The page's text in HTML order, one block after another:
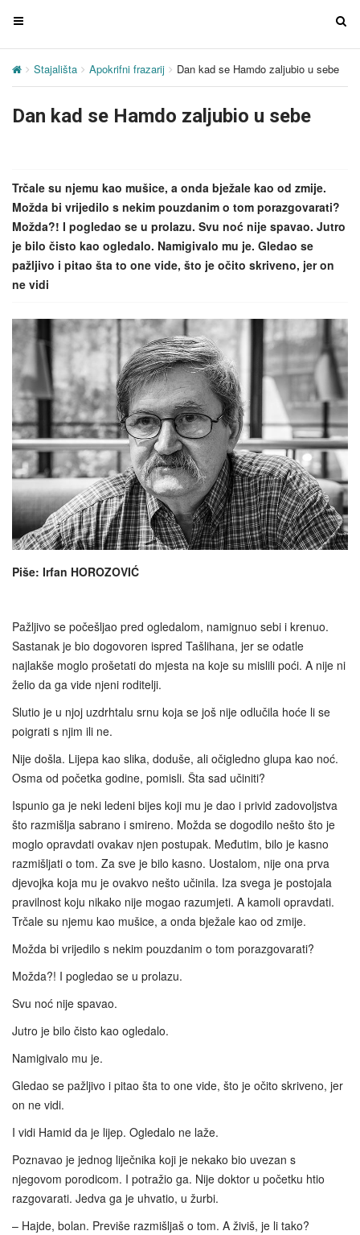
T
g
e
i
g
a
t
i
o
T
g
g
a
Stajališta Apokrifni frazarij Dan kad se Hamdo zaljubio u sebe
Dan kad se Hamdo zaljubio u sebe
Trčale su njemu kao mušice, a onda bježale kao od zmije.
Možda bi vrijedilo s nekim pouzdanim o tom porazgovarati?
Možda?! I pogledao se u prolazu. Svu noć nije spavao. Jutro
je bilo čisto kao ogledalo. Namigivalo mu je. Gledao se
pažljivo i pitao šta to one vide, što je očito skriveno, jer on
ne vidi
Piše: Irfan HOROZOVIĆ
Pažljivo se počešljao pred ogledalom, namignuo sebi i krenuo.
Sastanak je bio dogovoren ispred Tašlihana, jer se odatle
najlakše moglo prošetati do mjesta na koje su mislili poći. A nije ni
želio da ga vide njeni roditelji.
Slutio je u njoj uzdrhtalu srnu koja se još nije odlučila hoće li se
poigrati s njim ili ne.
Nije došla. Lijepa kao slika, doduše, ali očigledno glupa kao noć.
Osma od početka godine, pomisli. Šta sad učiniti?
Ispunio ga je neki ledeni bijes koji mu je dao i privid zadovoljstva
što razmišlja sabrano i smireno. Možda se dogodilo nešto što je
moglo opravdati ovakav njen postupak. Međutim, bilo je kasno
razmišljati o tom. Za sve je bilo kasno. Uostalom, nije ona prva
djevojka koja mu je ovakvo nešto učinila. Iza svega je postojala
pravilnost koju nikako nije mogao razumjeti. A kamoli opravdati.
Trčale su njemu kao mušice, a onda bježale kao od zmije.
Možda bi vrijedilo s nekim pouzdanim o tom porazgovarati?
Možda?! I pogledao se u prolazu.
Svu noć nije spavao.
Jutro je bilo čisto kao ogledalo.
Namigivalo mu je.
Gledao se pažljivo i pitao šta to one vide, što je očito skriveno, jer
on ne vidi.
I vidi Hamid da je lijep. Ogledalo ne laže.
Poznavao je jednog liječnika koji je nekako bio uvezan s
njegovom porodicom. I potražio ga. Nije doktor u početku htio
razgovarati. Jedva ga je uhvatio, u žurbi.
– Hajde, bolan. Previše razmišljaš o tom. A živiš, je li tako?